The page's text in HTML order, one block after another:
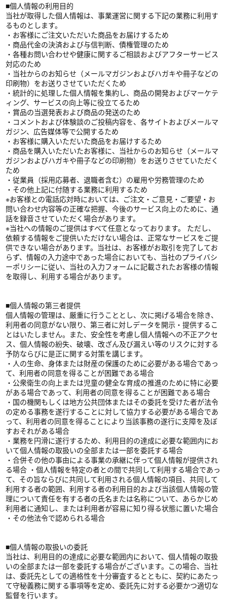
■個人情報の利用目的
当社が取得した個人情報は、事業運営に関する下記の業務に利用す
るものとします。
・お客様にご注文いただいた商品をお届けするため
・商品代金の決済および与信判断、債権管理のため
・各種お問い合わせや健康に関するご相談およびアフターサービス
対応のため
・当社からのお知らせ（メールマガジンおよびハガキや冊子などの
印刷物）をお送りさせていただくため
・統計的に処理した個人情報を集約し、商品の開発およびマーケテ
ィング、サービスの向上等に役立てるため
・賞品の当選発表および商品の発送のため
・コメントおよび体験談のご投稿内容を、各サイトおよびメールマ
ガジン、広告媒体等で公開するため
・お客様に購入いただいた商品をお届けするため
・商品を購入いただいたお客様に、当社からのお知らせ（メールマ
ガジンおよびハガキや冊子などの印刷物）をお送りさせていただく
ため
・従業員（採用応募者、退職者含む）の雇用や労務管理のため
・その他上記に付随する業務に利用するため
※お客様との電話応対時においては、ご注文・ご意見・ご要望・お
問い合わせ内容等の正確な把握、今後のサービス向上のために、通
話を録音させていただく場合があります。
※当社への情報のご提供はすべて任意となっております。 ただし、
依頼する情報をご提供いただけない場合は、正常なサービスをご提
供できない場合があります。当社は、お客様がお取引を完了してお
らず、情報の入力途中であった場合においても、当社のプライバシ
ーポリシーに従い、当社の入力フォームに記載されたお客様の情報
を取得し、利用する場合があります。
■個人情報の第三者提供
個人情報の管理は、厳重に行うこととし、次に掲げる場合を除き、
利用者の同意がない限り、第三者に対しデータを開示・提供するこ
とはいたしません。また、安全性を考慮し個人情報への不正アクセ
ス、個人情報の紛失、破壊、改ざん及び漏えい等のリスクに対する
予防ならびに是正に関する対策を講じます。
・人の生命、身体または財産の保護のために必要がある場合であっ
て、利用者の同意を得ることが困難である場合
・公衆衛生の向上または児童の健全な育成の推進のために特に必要
がある場合であって、利用者の同意を得ることが困難である場合
・国の機関もしくは地方公共団体またはその委託を受けた者が法令
の定める事務を遂行することに対して協力する必要がある場合であ
って、利用者の同意を得ることにより当該事務の遂行に支障を及ぼ
すおそれがある場合
・業務を円滑に遂行するため、利用目的の達成に必要な範囲内にお
いて個人情報の取扱いの全部または一部を委託する場合
・合併その他の事由による事業の承継に伴って個人情報が提供され
る場合 ・個人情報を特定の者との間で共同して利用する場合であっ
て、その旨ならびに共同して利用される個人情報の項目、共同して
利用する者の範囲、利用する者の利用目的および当該個人情報の管
理について責任を有する者の氏名または名称について、あらかじめ
利用者に通知し、または利用者が容易に知り得る状態に置いた場合
・その他法令で認められる場合
■個人情報の取扱いの委託
当社は、利用目的の達成に必要な範囲内において、個人情報の取扱
いの全部または一部を委託する場合がございます。この場合、当社
は、委託先としての適格性を十分審査するとともに、契約にあたっ
て守秘義務に関する事項等を定め、委託先に対する必要かつ適切な
監督を行います。